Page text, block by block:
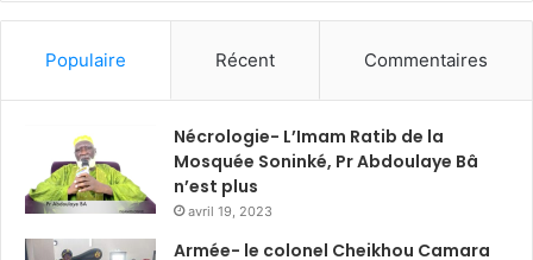
Populaire Récent Commentaires
Nécrologie- L’Imam Ratib de la
Mosquée Soninké, Pr Abdoulaye Bâ
n’est plus
avril 19, 2023
Armée- le colonel Cheikhou Camara